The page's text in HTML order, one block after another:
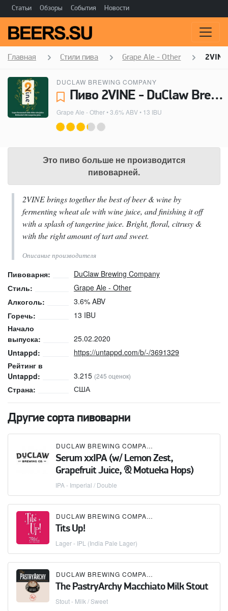
Статьи Обзоры События Новости
Главная Стили пива Grape Ale - Other 2VINE
DUCLAW BREWING COMPANY
Пиво 2VINE - DuClaw Brewing Company
Grape Ale - Other• 3.6% ABV • 13 IBU
Это пиво больше не производится
пивоварней.
2VINE brings together the best of beer & wine by
fermenting wheat ale with wine juice, and finishing it off
with a splash of tangerine juice. Bright, floral, citrusy &
with the right amount of tart and sweet.
Описание производителя
Пивоварня:
DuClaw Brewing Company
Стиль:
Grape Ale - Other
Алкоголь:
3.6% ABV
Горечь:
13 IBU
Начало
выпуска:
25.02.2020
Untappd:
https://untappd.com/b/-/3691329
Рейтинг в
Untappd:
3.215 (245 оценок)
Страна: США
Другие сорта пивоварни
DUCLAW BREWING COMPANY
Serum xxIPA (w/ Lemon Zest,
Grapefruit Juice, & Motueka Hops)
IPA - Imperial / Double
DUCLAW BREWING COMPANY
Tits Up!
Lager - IPL (India Pale Lager)
DUCLAW BREWING COMPANY
The PastryArchy Macchiato Milk Stout
Stout - Milk / Sweet